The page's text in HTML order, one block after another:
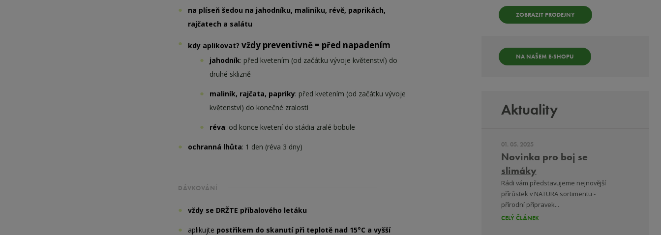
na plíseň šedou na jahodníku, maliníku, révě, paprikách,
rajčatech a salátu
kdy aplikovat? vždy preventivně = před napadením
jahodník: před kvetením (od začátku vývoje květenství) do
druhé sklizně
maliník, rajčata, papriky: před kvetením (od začátku vývoje
květenství) do konečné zralosti
réva: od konce kvetení do stádia zralé bobule
ochranná lhůta: 1 den (réva 3 dny)
DÁVKOVÁNÍ
vždy se DRŽTE příbalového letáku
aplikujte postřikem do skanutí při teplotě nad 15°C a vyšší
ZOBRAZIT PRODEJNY
NA NAŠEM E-SHOPU
Aktuality
Novinka pro boj se
slimáky
01. 05. 2025
Rádi vám představujeme nejnovější
přírůstek v NATURA sortimentu -
přírodní přípravek...
CELÝ ČLÁNEK